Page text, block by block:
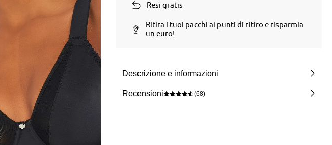
Resi gratis
Ritira i tuoi pacchi ai punti di ritiro e risparmia
un euro!
Descrizione e informazioni
Recensioni (68)